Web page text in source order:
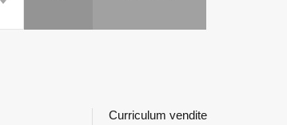
Curriculum vendite